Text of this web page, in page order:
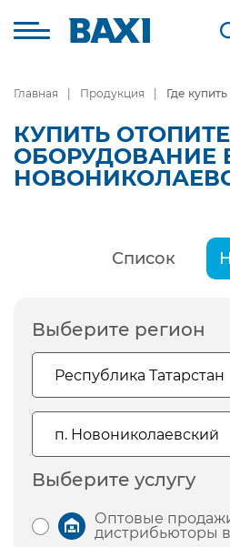
Главная Продукция Где купить
КУПИТЬ
ОБОРУДОВАНИЕ
Список
Выберите регион
Выберите услугу
Оптовые
дистрибьюторы